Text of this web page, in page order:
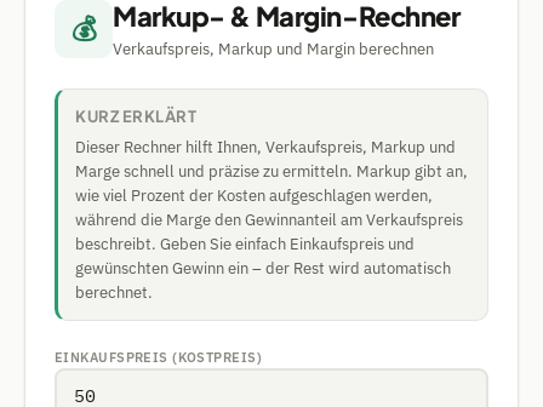
💰 Markup- & Margin-Rechner
Verkaufspreis, Markup und Margin berechnen
KURZ ERKLÄRT
Dieser Rechner hilft Ihnen, Verkaufspreis, Markup und
Marge schnell und präzise zu ermitteln. Markup gibt an,
wie viel Prozent der Kosten aufgeschlagen werden,
während die Marge den Gewinnanteil am Verkaufspreis
beschreibt. Geben Sie einfach Einkaufspreis und
gewünschten Gewinn ein – der Rest wird automatisch
berechnet.
EINKAUFSPREIS (KOSTPREIS)